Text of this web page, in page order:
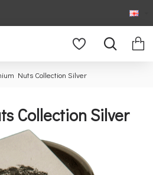
Nuts Collection Silver
Collection Silver